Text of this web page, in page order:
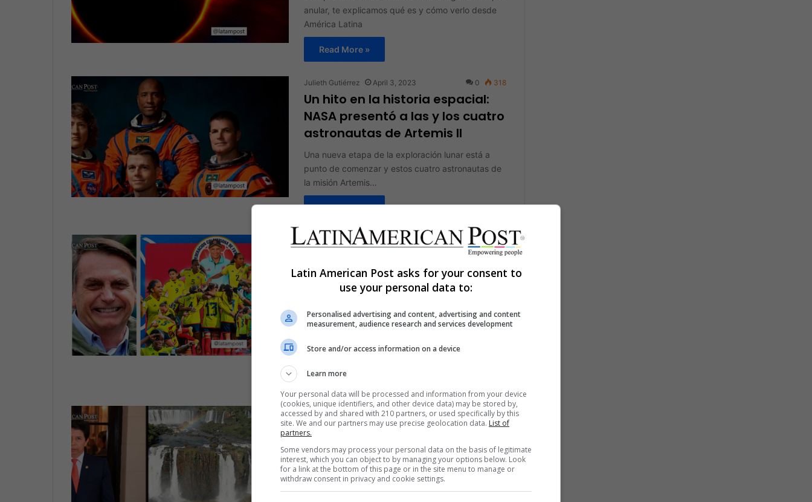
anular, te explicamos qué es y cómo verlo desde
América Latina
Read More »
Julieth Gutiérrez April 3, 2023 0 318
Un hito en la historia espacial:
NASA presentó a las y los cuatro
astronautas de Artemis II
Una nueva etapa de la exploración lunar está a
punto de comenzar y estos cuatro astronautas de
la misión Artemis…
Read More »
The Latin American Post Staff
October 27, 2022
0
146
Latinoamérica en resumen:
Elecciones en Brasil | Colombia
Este domingo será un día importante para la
otro, se jugará…
Read More »
The Latin American Post Staff
October 14, 2022
0
138
Latinoamérica en resumen:
Pedro Castillo acusa golpe de
Estado | Cataratas de Iguazú
cerradas
Latin American Post asks for your consent to
use your personal data to:
Personalised advertising and content, advertising and content
measurement, audience research and services development
Store and/or access information on a device
Learn more
Your personal data will be processed and information from your device
(cookies, unique identifiers, and other device data) may be stored by,
accessed by and shared with 210 partners, or used specifically by this
site. We and our partners may use precise geolocation data. List of
partners.
Some vendors may process your personal data on the basis of legitimate
interest, which you can object to by managing your options below. Look
for a link at the bottom of this page or in the site menu to manage or
withdraw consent in privacy and cookie settings.